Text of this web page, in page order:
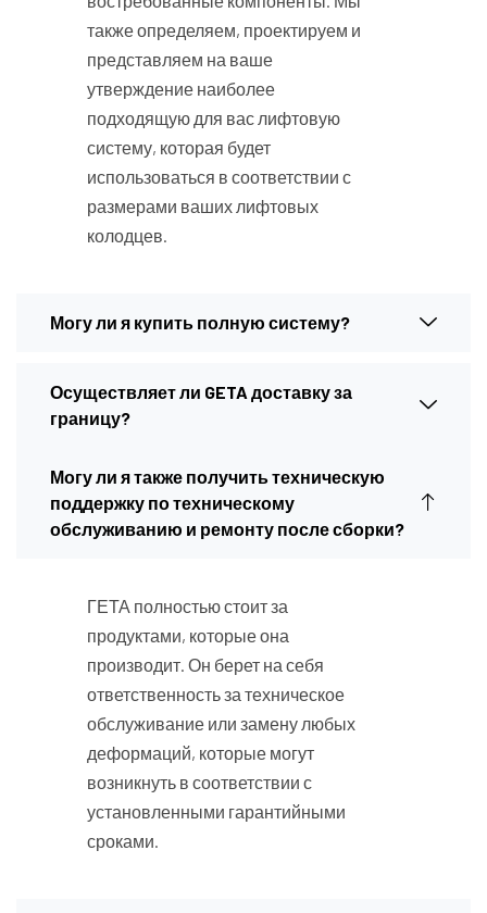
также определяем, проектируем и
представляем на ваше
утверждение наиболее
подходящую для вас лифтовую
систему, которая будет
использоваться в соответствии с
размерами ваших лифтовых
колодцев.
Могу ли я купить полную систему?
Осуществляет ли GETA доставку за
границу?
Могу ли я также получить техническую
поддержку по техническому
обслуживанию и ремонту после сборки?
ГЕТА полностью стоит за
продуктами, которые она
производит. Он берет на себя
ответственность за техническое
обслуживание или замену любых
деформаций, которые могут
возникнуть в соответствии с
установленными гарантийными
сроками.